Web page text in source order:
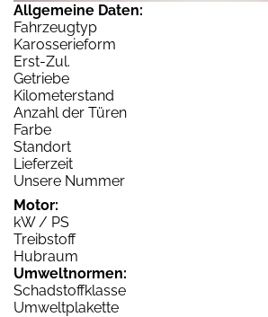
Allgemeine Daten:
Fahrzeugtyp
Karosserieform
Erst-Zul.
Getriebe
Kilometerstand
Anzahl der Türen
Farbe
Standort
Lieferzeit
Unsere Nummer
Motor:
kW / PS
Treibstoff
Hubraum
Umweltnormen:
Schadstoffklasse
Umweltplakette